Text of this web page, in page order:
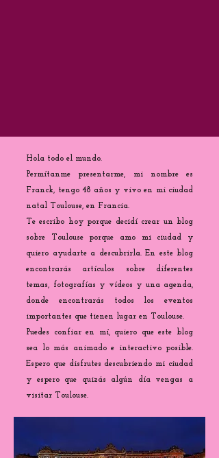
Hola todo el mundo.
Permítanme presentarme, mi nombre es
Franck, tengo 48 años y vivo en mi ciudad
natal Toulouse, en Francia.
Te escribo hoy porque decidí crear un blog
sobre Toulouse porque amo mi ciudad y
quiero ayudarte a descubrirla. En este blog
encontrarás artículos sobre diferentes
temas, fotografías y vídeos y una agenda,
donde encontrarás todos los eventos
importantes que tienen lugar en Toulouse.
Puedes confiar en mí, quiero que este blog
sea lo más animado e interactivo posible.
Espero que disfrutes descubriendo mi ciudad
y espero que quizás algún día vengas a
visitar Toulouse.